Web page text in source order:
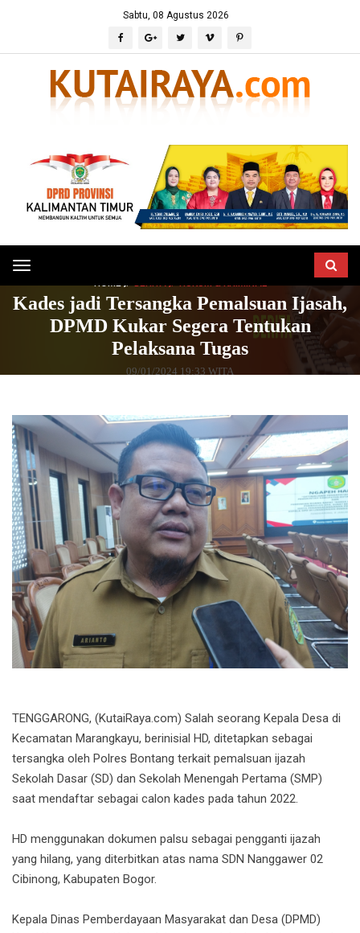
Sabtu, 08 Agustus 2026
Toggle
navigation
Kades jadi Tersangka Pemalsuan Ijasah,
DPMD Kukar Segera Tentukan
Pelaksana Tugas
09/01/2024 19:33 WITA
TENGGARONG, (KutaiRaya.com) Salah seorang Kepala Desa di
Kecamatan Marangkayu, berinisial HD, ditetapkan sebagai
tersangka oleh Polres Bontang terkait pemalsuan ijazah
Sekolah Dasar (SD) dan Sekolah Menengah Pertama (SMP)
saat mendaftar sebagai calon kades pada tahun 2022.
HD menggunakan dokumen palsu sebagai pengganti ijazah
yang hilang, yang diterbitkan atas nama SDN Nanggawer 02
Cibinong, Kabupaten Bogor.
Kepala Dinas Pemberdayaan Masyarakat dan Desa (DPMD)